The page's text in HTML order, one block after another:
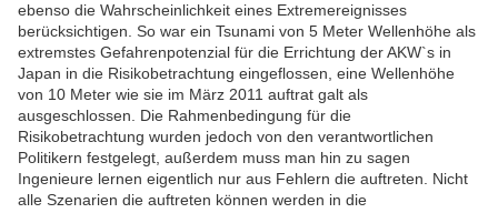
ebenso die Wahrscheinlichkeit eines Extremereignisses
berücksichtigen. So war ein Tsunami von 5 Meter Wellenhöhe als
extremstes Gefahrenpotenzial für die Errichtung der AKW`s in
Japan in die Risikobetrachtung eingeflossen, eine Wellenhöhe
von 10 Meter wie sie im März 2011 auftrat galt als
ausgeschlossen. Die Rahmenbedingung für die
Risikobetrachtung wurden jedoch von den verantwortlichen
Politikern festgelegt, außerdem muss man hin zu sagen
Ingenieure lernen eigentlich nur aus Fehlern die auftreten. Nicht
alle Szenarien die auftreten können werden in die